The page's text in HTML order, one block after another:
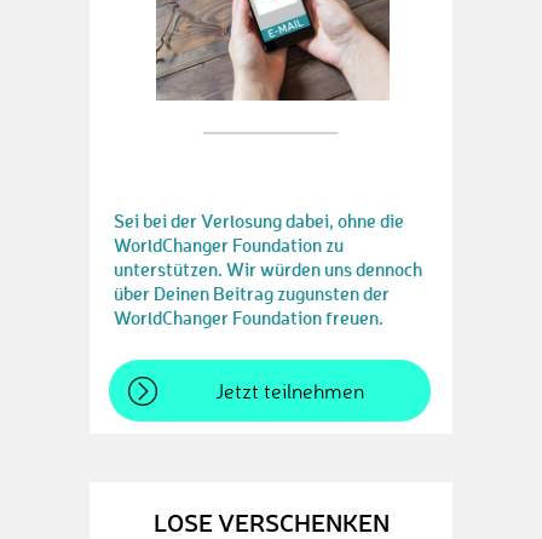
Sei bei der Verlosung dabei, ohne die
WorldChanger Foundation zu
unterstützen. Wir würden uns dennoch
über Deinen Beitrag zugunsten der
WorldChanger Foundation freuen.
Jetzt teilnehmen
LOSE VERSCHENKEN